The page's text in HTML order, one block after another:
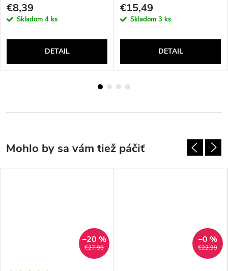
€8,39
Skladom 4 ks
DETAIL
€15,49
Skladom 3 ks
DETAIL
€27,99
–20 %
€22,99
–0 %